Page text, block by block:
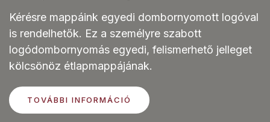
Kérésre mappáink egyedi dombornyomott logóval
is rendelhetők. Ez a személyre szabott
logódombornyomás egyedi, felismerhető jelleget
kölcsönöz étlapmappájának.
TOVÁBBI INFORMÁCIÓ